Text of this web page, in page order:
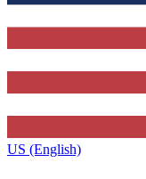
US (English)